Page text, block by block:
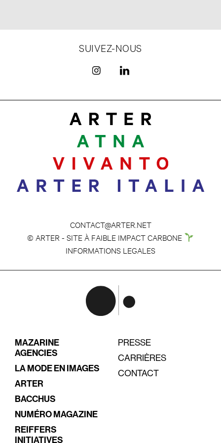
SUIVEZ-NOUS
CONTACT@ARTER.NET
© ARTER - SITE À FAIBLE IMPACT CARBONE
INFORMATIONS LEGALES
MAZARINE
AGENCIES
LA MODE EN IMAGES
ARTER
BACCHUS
NUMÉRO MAGAZINE
REIFFERS
INITIATIVES
PRESSE
CARRIÈRES
CONTACT